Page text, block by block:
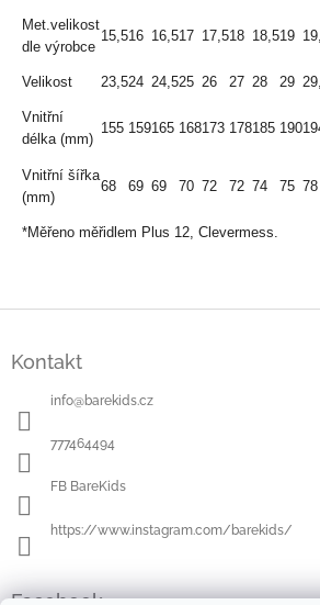
Met.velikost
dle výrobce
15,516 16,517 17,518 18,519
Velikost 23,524 24,525 26 27 28 29
Vnitřní
délka (mm)
155 159165 168173 178185 190
Vnitřní šířka
(mm)
68 69 69 70 72 72 74 75 78
*Měřeno měřidlem Plus 12, Clevermess.
Kontakt
info@barekids.cz
777464494
FB BareKids
https://www.instagram.com/barekids/